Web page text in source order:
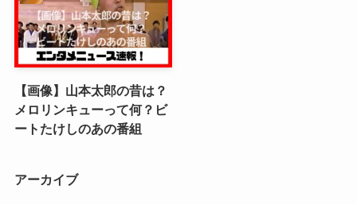
【画像】山本太郎の昔は？
メロリンキューって何？ビ
ートたけしのあの番組
アーカイブ